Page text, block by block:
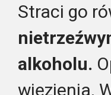
Straci go
alkoholu.
więzienia.